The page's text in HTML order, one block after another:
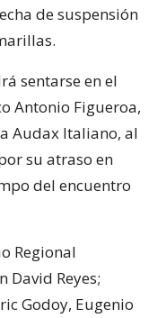
de suspensión
sentarse en el
Antonio Figueroa,
Audax Italiano, al
su atraso en
del encuentro
Regional
David Reyes;
Godoy, Eugenio